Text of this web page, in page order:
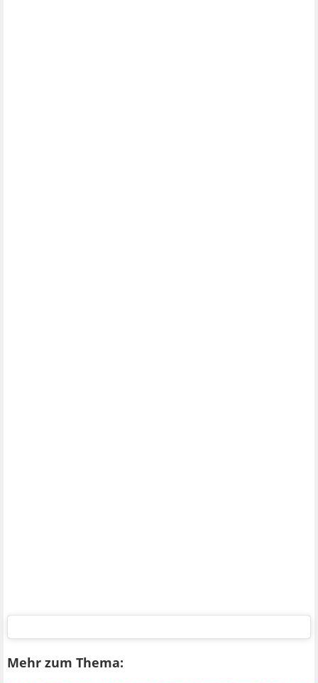
Mehr zum Thema: